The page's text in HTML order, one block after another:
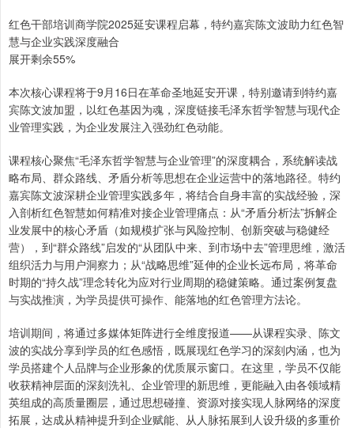
红色干部培训商学院2025延安课程启幕，特约嘉宾陈文波助力红色智
慧与企业实践深度融合
展开剩余55%
本次核心课程将于9月16日在革命圣地延安开课，特别邀请到特约嘉
宾陈文波加盟，以红色基因为魂，深度链接毛泽东哲学智慧与现代企
业管理实践，为企业发展注入强劲红色动能。
课程核心聚焦“毛泽东哲学智慧与企业管理”的深度耦合，系统解读战
略布局、群众路线、矛盾分析等思想在企业运营中的落地路径。特约
嘉宾陈文波深耕企业管理实践多年，将结合自身丰富的实战经验，深
入剖析红色智慧如何精准对接企业管理痛点：从“矛盾分析法”拆解企
业发展中的核心矛盾（如规模扩张与风险控制、创新突破与稳健经
营），到“群众路线”启发的“从团队中来、到市场中去”管理思维，激活
组织活力与用户洞察力；从“战略思维”延伸的企业长远布局，将革命
时期的“持久战”理念转化为应对行业周期的稳健策略。通过案例复盘
与实战推演，为学员提供可操作、能落地的红色管理方法论。
培训期间，将通过多媒体矩阵进行全维度报道——从课程实录、陈文
波的实战分享到学员的红色感悟，既展现红色学习的深刻内涵，也为
学员搭建个人品牌与企业形象的优质展示窗口。在这里，学员不仅能
收获精神层面的深刻洗礼、企业管理的新思维，更能融入由各领域精
英组成的高质量圈层，通过思想碰撞、资源对接实现人脉网络的深度
拓展，达成从精神提升到企业赋能、从人脉拓展到人设升级的多重价